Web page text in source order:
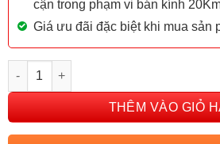
cận trong phạm vi bán kính
Giá ưu đãi đặc biệt khi mua sản
MÁY HÚT MÙI ZEMMER HZM 900 PRO
THÊM VÀO GIỎ